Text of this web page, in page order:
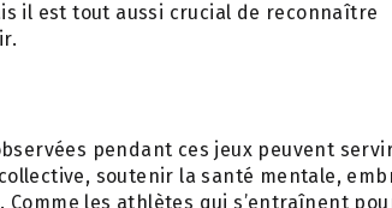
il est tout aussi crucial de reconnaître
pendant ces jeux peuvent
soutenir la santé mentale,
les athlètes qui s’entraînent